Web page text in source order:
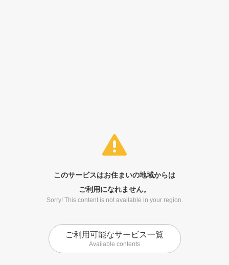
このサービスはお住まいの地域からは
ご利用になれません。
Sorry! This content is not available in your region.
ご利用可能なサービス一覧
Available contents